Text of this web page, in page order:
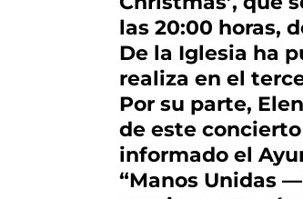
las 20:00 horas,
De la Iglesia ha
realiza en el
Por su parte,
de este
informado el
“Manos Unidas